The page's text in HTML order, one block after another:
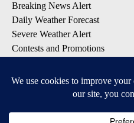
Breaking News Alert
Daily Weather Forecast
Severe Weather Alert
Contests and Promotions